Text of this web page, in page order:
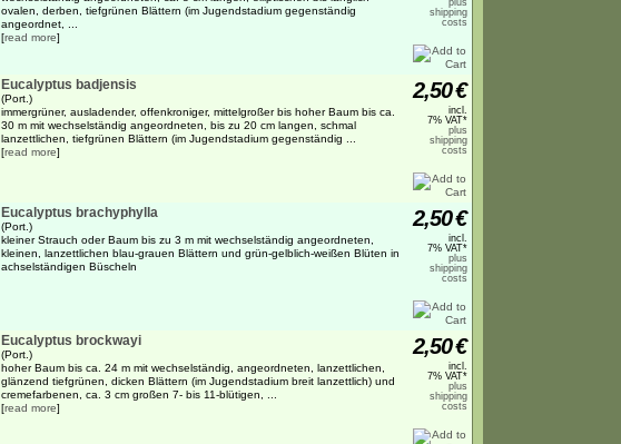
ovalen, derben, tiefgrünen Blättern (im Jugendstadium gegenständig
angeordnet, ...
[read more]
plus
shipping
costs
Eucalyptus badjensis
(Port.)
immergrüner, ausladender, offenkroniger, mittelgroßer bis hoher Baum bis ca.
30 m mit wechselständig angeordneten, bis zu 20 cm langen, schmal
lanzettlichen, tiefgrünen Blättern (im Jugendstadium gegenständig ...
[read more]
2,50€
incl.
7% VAT*
plus
shipping
costs
Eucalyptus brachyphylla
(Port.)
kleiner Strauch oder Baum bis zu 3 m mit wechselständig angeordneten,
kleinen, lanzettlichen blau-grauen Blättern und grün-gelblich-weißen Blüten in
achselständigen Büscheln
2,50€
incl.
7% VAT*
plus
shipping
costs
Eucalyptus brockwayi
(Port.)
hoher Baum bis ca. 24 m mit wechselständig, angeordneten, lanzettlichen,
glänzend tiefgrünen, dicken Blättern (im Jugendstadium breit lanzettlich) und
cremefarbenen, ca. 3 cm großen 7- bis 11-blütigen, ...
[read more]
2,50€
incl.
7% VAT*
plus
shipping
costs